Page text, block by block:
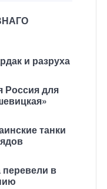
и разруха
Россия для
танки
в